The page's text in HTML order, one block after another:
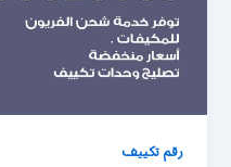
رقم تكييف